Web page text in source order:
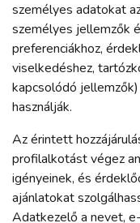
személyes adatokat
személyes jellemzők
preferenciákhoz,
viselkedéshez,
kapcsolódó
használják.
Az érintett
profilalkotást végez
igényeinek, és
ajánlatokat
Adatkezelő a nevet,